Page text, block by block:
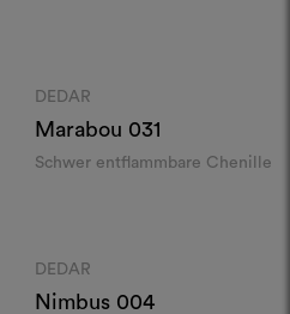
DEDAR
Marabou 031
Schwer entflammbare Chenille
DEDAR
Nimbus 004